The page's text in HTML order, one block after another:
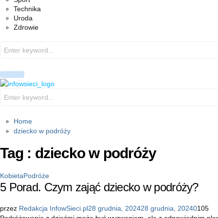
Technika
Uroda
Zdrowie
for:
PRIMARY
for:
Home
dziecko w podróży
Tag : dziecko w podróży
KobietaPodróże
5 Porad. Czym zająć dziecko w podróży?
przez Redakcja InfowSieci.pl28 grudnia, 202428 grudnia, 20240105